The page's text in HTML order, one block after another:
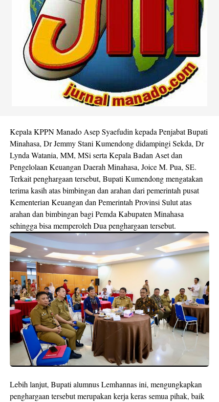
Kepala KPPN Manado Asep Syaefudin kepada Penjabat Bupati
Minahasa, Dr Jemmy Stani Kumendong didampingi Sekda, Dr
Lynda Watania, MM, MSi serta Kepala Badan Aset dan
Pengelolaan Keuangan Daerah Minahasa, Joice M. Pua, SE.
Terkait penghargaan tersebut, Bupati Kumendong mengatakan
terima kasih atas bimbingan dan arahan dari pemerintah pusat
Kementerian Keuangan dan Pemerintah Provinsi Sulut atas
arahan dan bimbingan bagi Pemda Kabupaten Minahasa
sehingga bisa memperoleh Dua penghargaan tersebut.
Lebih lanjut, Bupati alumnus Lemhannas ini, mengungkapkan
penghargaan tersebut merupakan kerja keras semua pihak, baik